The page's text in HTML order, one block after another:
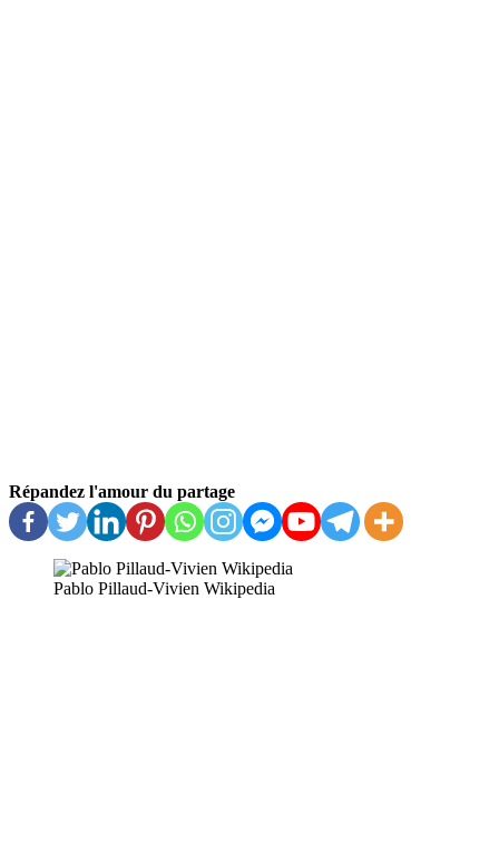
Répandez l'amour du partage
Pablo Pillaud-Vivien Wikipedia